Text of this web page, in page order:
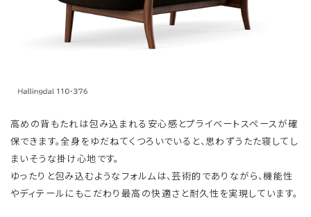
高めの背もたれは包み込まれる安心感とプライベートスペースが確
保できます。全身をゆだねてくつろいでいると、思わずうたた寝してし
まいそうな掛け心地です。
ゆったりと包み込むようなフォルムは、芸術的でありながら、機能性
やディテールにもこだわり最高の快適さと耐久性を実現しています。